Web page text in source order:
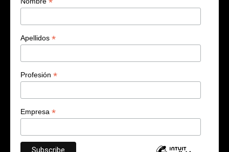
Apellidos *
Profesión *
Empresa *